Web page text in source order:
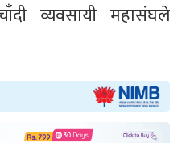
व्यवसायी महासंघले